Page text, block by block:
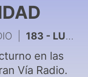
183 - LUCES EN LA OSCURIDAD 3/8/2026
en las
Vía Radio.